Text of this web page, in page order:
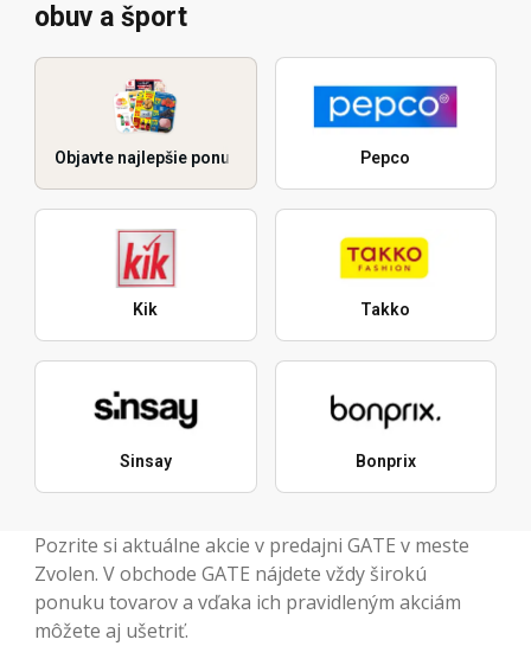
obuv a šport
Objavte najlepšie ponuky Pepco
Kik Takko
Sinsay Bonprix
Pozrite si aktuálne akcie v predajni GATE v meste
Zvolen. V obchode GATE nájdete vždy širokú
ponuku tovarov a vďaka ich pravidleným akciám
môžete aj ušetriť.